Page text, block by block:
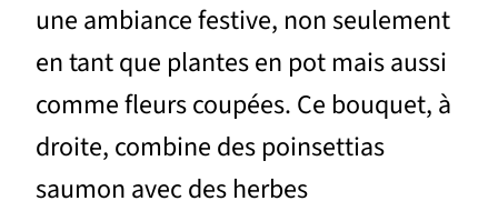
une ambiance festive, non seulement
en tant que plantes en pot mais aussi
comme fleurs coupées. Ce bouquet, à
droite, combine des poinsettias
saumon avec des herbes